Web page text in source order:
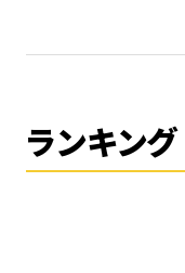
ランキング